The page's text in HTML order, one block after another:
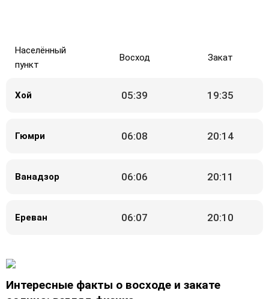
Населённый
пункт
Восход Закат
Хой 05:39 19:35
Гюмри 06:08 20:14
Ванадзор 06:06 20:11
Ереван 06:07 20:10
Интересные факты о восходе и закате